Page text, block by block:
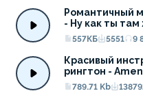
Романтичный
- Ну как ты
557КБ 5551 9
Красивый
рингтон -
789.71 Kb